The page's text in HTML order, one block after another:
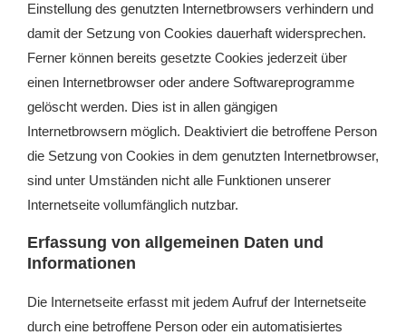
Einstellung des genutzten Internetbrowsers verhindern und
damit der Setzung von Cookies dauerhaft widersprechen.
Ferner können bereits gesetzte Cookies jederzeit über
einen Internetbrowser oder andere Softwareprogramme
gelöscht werden. Dies ist in allen gängigen
Internetbrowsern möglich. Deaktiviert die betroffene Person
die Setzung von Cookies in dem genutzten Internetbrowser,
sind unter Umständen nicht alle Funktionen unserer
Internetseite vollumfänglich nutzbar.
Erfassung von allgemeinen Daten und
Informationen
Die Internetseite erfasst mit jedem Aufruf der Internetseite
durch eine betroffene Person oder ein automatisiertes